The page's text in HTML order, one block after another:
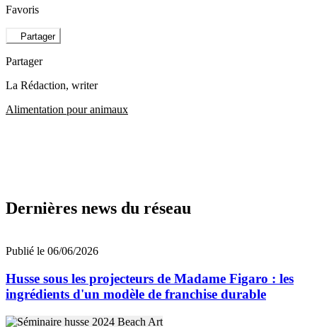
Favoris
Partager
Partager
La Rédaction, writer
Alimentation pour animaux
Dernières news du réseau
Publié le 06/06/2026
Husse sous les projecteurs de Madame Figaro : les
ingrédients d'un modèle de franchise durable